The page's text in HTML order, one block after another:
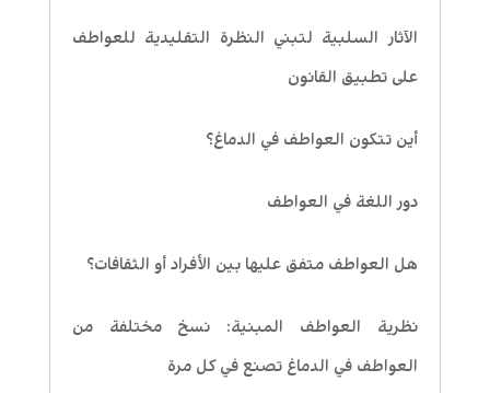
الآثار السلبية لتبني النظرة التقليدية للعواطف
على تطبيق القانون
أين تتكون العواطف في الدماغ؟
دور اللغة في العواطف
هل العواطف متفق عليها بين الأفراد أو الثقافات؟
نظرية العواطف المبنية: نسخ مختلفة من
العواطف في الدماغ تصنع في كل مرة